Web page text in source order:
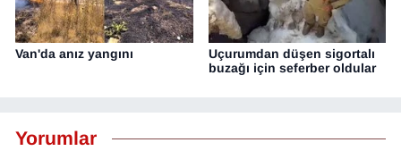
Van'da anız yangını
Uçurumdan düşen sigortalı
buzağı için seferber oldular
Yorumlar